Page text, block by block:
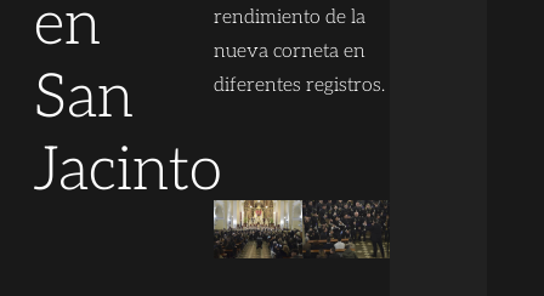
en
San
Jacinto
rendimiento de la
nueva corneta en
diferentes registros.